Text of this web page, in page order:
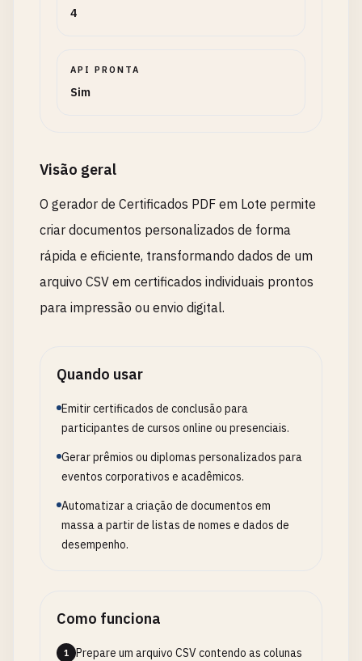
4
API PRONTA
Sim
Visão geral
O gerador de Certificados PDF em Lote permite
criar documentos personalizados de forma
rápida e eficiente, transformando dados de um
arquivo CSV em certificados individuais prontos
para impressão ou envio digital.
Quando usar
Emitir certificados de conclusão para
participantes de cursos online ou presenciais.
Gerar prêmios ou diplomas personalizados para
eventos corporativos e acadêmicos.
Automatizar a criação de documentos em
massa a partir de listas de nomes e dados de
desempenho.
Como funciona
1
Prepare um arquivo CSV contendo as colunas